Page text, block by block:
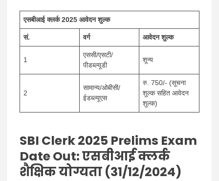
एसबीआई क्लर्क 2025 आवेदन शुल्क
सं. वर्ग आवेदन शुल्क
1
एससी/एसटी/
पीडब्ल्यूडी
शून्य
2
सामान्य/ओबीसी/
ईडब्ल्यूएस
रु. 750/- (सूचना
शुल्क सहित आवेदन
शुल्क)
SBI Clerk 2025 Prelims Exam
Date Out: एसबीआई क्लर्क
शैक्षिक योग्यता (31/12/2024)